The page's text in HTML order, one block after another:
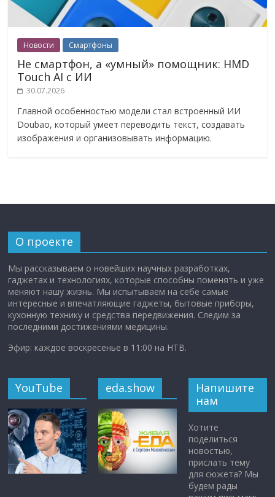
Новости Смартфоны
Не смартфон, а «умный» помощник: HMD
Touch AI с ИИ
30.07.2026
Главной особенностью модели стал встроенный ИИ
Doubao, который умеет переводить текст, создавать
изображения и организовывать информацию.
О проекте
Мы рассказываем о новейших научных разработках,
гаджетах и технологиях, которые способны поменять и уже
меняют нашу жизнь. Мы испытываем на себе самые
интересные и впечатляющие гаджеты, бытовые приборы,
кухонную технику и средства передвижения. Следим за
последними достижениями медицины.
Эфир: каждое воскресенье в 11:00 на НТВ.
YouTube eda.show
Напишите
нам
Хотите
поделиться
новостью,
прислать тему
для сюжета? Мы
будем рады